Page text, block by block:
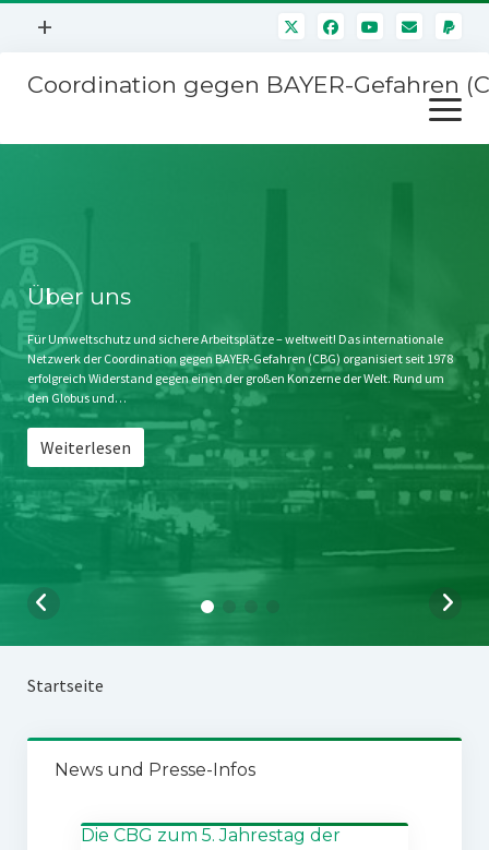
Menü
+
Mitmachen
Kontakt
Impressum
Störfälle
Coordination gegen BAYER-Gefahren
Menü
öffnen
Stichwort BAYER
Jahrestagung
SPENDEN
Über uns
Für Umweltschutz und sichere Arbeitsplätze – weltweit! Das internationale
Netzwerk der Coordination gegen BAYER-Gefahren (CBG) organisiert seit 1978
erfolgreich Widerstand gegen einen der großen Konzerne der Welt. Rund um
den Globus und…
Weiterlesen
Startseite
News und Presse-Infos
Die CBG zum 5. Jahrestag der